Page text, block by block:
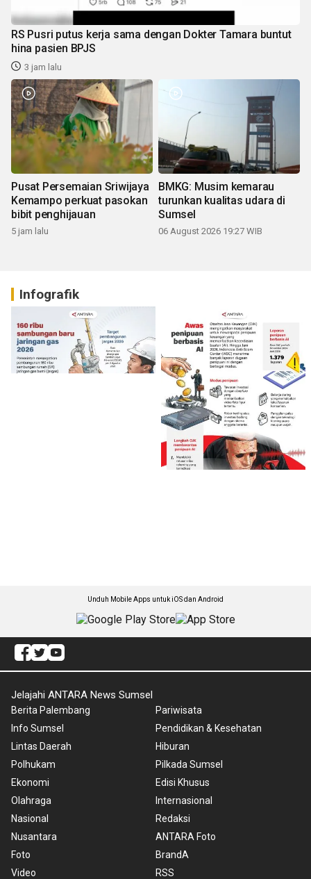
RS Pusri putus kerja sama dengan Dokter Tamara buntut
hina pasien BPJS
3 jam lalu
Pusat Persemaian Sriwijaya
Kemampo perkuat pasokan
bibit penghijauan
5 jam lalu
BMKG: Musim kemarau
turunkan kualitas udara di
Sumsel
06 August 2026 19:27 WIB
Infografik
Unduh Mobile Apps untuk iOS dan Android
Jelajahi ANTARA News Sumsel
Berita Palembang
Info Sumsel
Lintas Daerah
Polhukam
Ekonomi
Olahraga
Nasional
Nusantara
Foto
Video
Pariwisata
Pendidikan & Kesehatan
Hiburan
Pilkada Sumsel
Edisi Khusus
Internasional
Redaksi
ANTARA Foto
BrandA
RSS